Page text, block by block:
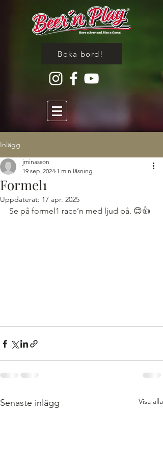
Boka bord!
Inlägg
Formel1
jminasson
19 sep. 2024 1 min läsning
Uppdaterat: 17 apr. 2025
Se på formel1 race’n med ljud på. 😊👍
Senaste inlägg Visa alla